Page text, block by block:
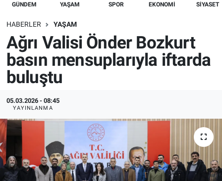
GÜNDEM YAŞAM SPOR EKONOMI SIYASET
HABERLER YAŞAM
Ağrı Valisi Önder Bozkurt
basın mensuplarıyla iftarda
buluştu
05.03.2026 - 08:45
YAYINLANMA
Spor
Tüm Haberler
İletişim
Künye
Namaz Vakitleri
Süper Lig Puan Durumu ve Fikstür
Tüm Manşetler
Son Dakika Haberleri
Haber Arşivi